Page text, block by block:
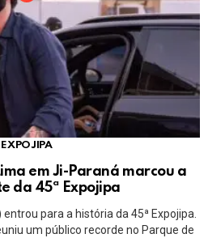
EXPOJIPA
em Ji-Paraná marcou a
da 45ª Expojipa
para a história da 45ª Expojipa.
um público recorde no Parque de